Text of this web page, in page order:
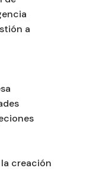
a
creación